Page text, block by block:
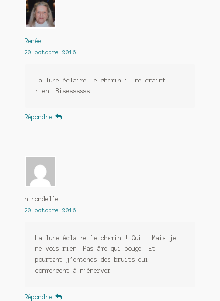
Renée
20 octobre 2016
la lune éclaire le chemin il ne craint
rien. Bisessssss
Répondre
hirondelle.
20 octobre 2016
La lune éclaire le chemin ! Oui ! Mais je
ne vois rien. Pas âme qui bouge. Et
pourtant j’entends des bruits qui
commencent à m’énerver.
Répondre